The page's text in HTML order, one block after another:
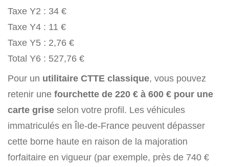
Taxe Y2 : 34 €
Taxe Y4 : 11 €
Taxe Y5 : 2,76 €
Total Y6 : 527,76 €
Pour un utilitaire CTTE classique, vous pouvez
retenir une fourchette de 220 € à 600 € pour une
carte grise selon votre profil. Les véhicules
immatriculés en Île-de-France peuvent dépasser
cette borne haute en raison de la majoration
forfaitaire en vigueur (par exemple, près de 740 €